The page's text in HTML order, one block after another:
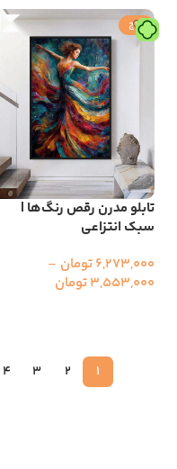
حراج
تابلو مدرن رقص رنگ‌ها |
سبک انتزاعی
6,273,000تومان –
3,553,000تومان
1
2
3
4